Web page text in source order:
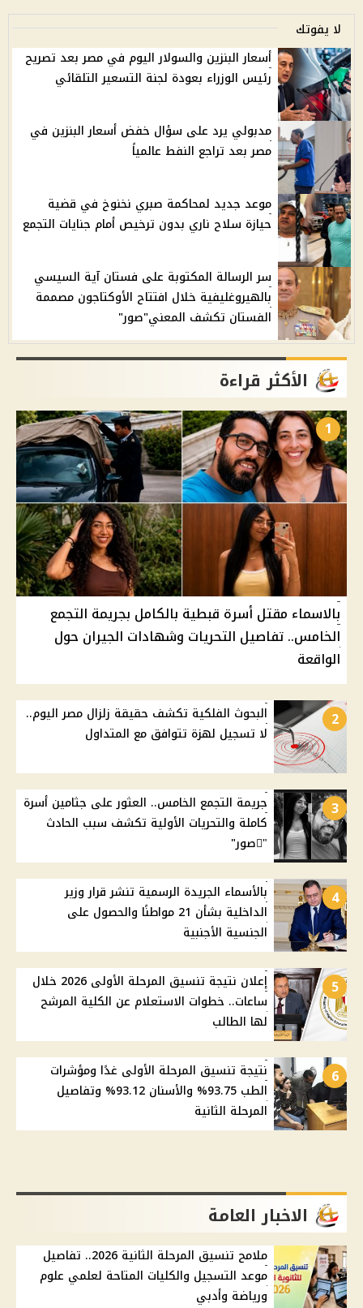
لا يفوتك
أسعار البنزين والسولار اليوم في مصر بعد تصريح
رئيس الوزراء بعودة لجنة التسعير التلقائي
مدبولي يرد على سؤال خفض أسعار البنزين في
مصر بعد تراجع النفط عالمياً
موعد جديد لمحاكمة صبري نخنوخ في قضية
حيازة سلاح ناري بدون ترخيص أمام جنايات التجمع
سر الرسالة المكتوبة على فستان آية السيسي
بالهيروغليفية خلال افتتاح الأوكتاجون مصممة
الفستان تكشف المعني"صور"
الأكثر قراءة
1
بالاسماء مقتل أسرة قبطية بالكامل بجريمة التجمع
الخامس.. تفاصيل التحريات وشهادات الجيران حول
الواقعة
2
البحوث الفلكية تكشف حقيقة زلزال مصر اليوم..
لا تسجيل لهزة تتوافق مع المتداول
3
جريمة التجمع الخامس.. العثور على جثامين أسرة
كاملة والتحريات الأولية تكشف سبب الحادث
"ًصور"
4
بالأسماء الجريدة الرسمية تنشر قرار وزير
الداخلية بشأن 21 مواطنًا والحصول على
الجنسية الأجنبية
5
إعلان نتيجة تنسيق المرحلة الأولى 2026 خلال
ساعات.. خطوات الاستعلام عن الكلية المرشح
لها الطالب
6
نتيجة تنسيق المرحلة الأولى غدًا ومؤشرات
الطب 93.75% والأسنان 93.12% وتفاصيل
المرحلة الثانية
الاخبار العامة
ملامح تنسيق المرحلة الثانية 2026.. تفاصيل
موعد التسجيل والكليات المتاحة لعلمي علوم
ورياضة وأدبي